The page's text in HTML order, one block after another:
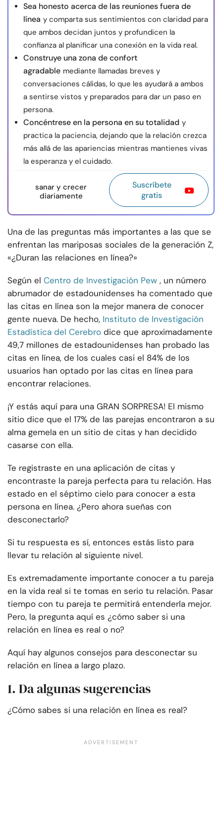
Sea honesto acerca de las reuniones fuera de
línea y comparta sus sentimientos con claridad para
que ambos decidan juntos y profundicen la
confianza al planificar una conexión en la vida real.
Construye una zona de confort
agradable mediante llamadas breves y
conversaciones cálidas, lo que les ayudará a ambos
a sentirse vistos y preparados para dar un paso en
persona.
Concéntrese en la persona en su totalidad y
practica la paciencia, dejando que la relación crezca
más allá de las apariencias mientras mantienes vivas
la esperanza y el cuidado.
sanar y crecer
diariamente
Suscríbete
gratis
Una de las preguntas más importantes a las que se
enfrentan las mariposas sociales de la generación Z,
«¿Duran las relaciones en línea?»
Según el Centro de Investigación Pew , un número
abrumador de estadounidenses ha comentado que
las citas en línea son la mejor manera de conocer
gente nueva. De hecho, Instituto de Investigación
Estadística del Cerebro dice que aproximadamente
49,7 millones de estadounidenses han probado las
citas en línea, de los cuales casi el 84% de los
usuarios han optado por las citas en línea para
encontrar relaciones.
¡Y estás aquí para una GRAN SORPRESA! El mismo
sitio dice que el 17% de las parejas encontraron a su
alma gemela en un sitio de citas y han decidido
casarse con ella.
Te registraste en una aplicación de citas y
encontraste la pareja perfecta para tu relación. Has
estado en el séptimo cielo para conocer a esta
persona en línea. ¿Pero ahora sueñas con
desconectarlo?
Si tu respuesta es sí, entonces estás listo para
llevar tu relación al siguiente nivel.
Es extremadamente importante conocer a tu pareja
en la vida real si te tomas en serio tu relación. Pasar
tiempo con tu pareja te permitirá entenderla mejor.
Pero, la pregunta aquí es ¿cómo saber si una
relación en línea es real o no?
Aquí hay algunos consejos para desconectar su
relación en línea a largo plazo.
1. Da algunas sugerencias
¿Cómo sabes si una relación en línea es real?